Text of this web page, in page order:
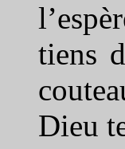
tiens
Dieu